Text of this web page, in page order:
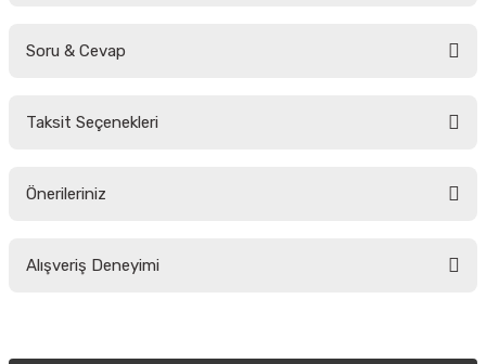
Soru & Cevap
Taksit Seçenekleri
Önerileriniz
yetersiz gördüğünüz noktaları öneri formunu kullanarak tarafımıza
Alışveriş Deneyimi
Sitemize ilk yorumu siz yapın!